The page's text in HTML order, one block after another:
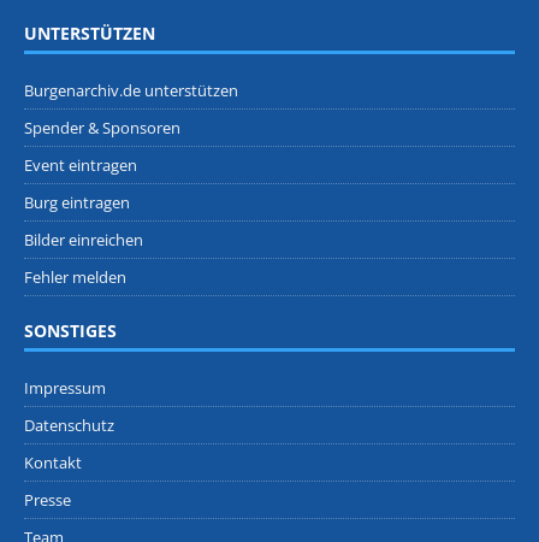
UNTERSTÜTZEN
Burgenarchiv.de unterstützen
Spender & Sponsoren
Event eintragen
Burg eintragen
Bilder einreichen
Fehler melden
SONSTIGES
Impressum
Datenschutz
Kontakt
Presse
Team